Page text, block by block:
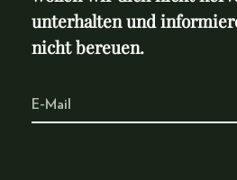
unterhalten und
nicht bereuen.